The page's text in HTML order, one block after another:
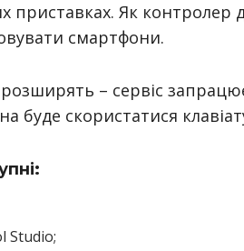
приставках. Як контролер
смартфони.
– сервіс
буде скористатися
Studio;